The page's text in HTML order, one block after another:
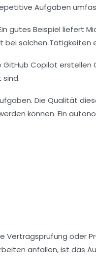
Aufgaben
gutes Beispiel liefert
solchen Tätigkeiten
GitHub Copilot
Die Qualität
können. Ein
oder
anfallen, ist das